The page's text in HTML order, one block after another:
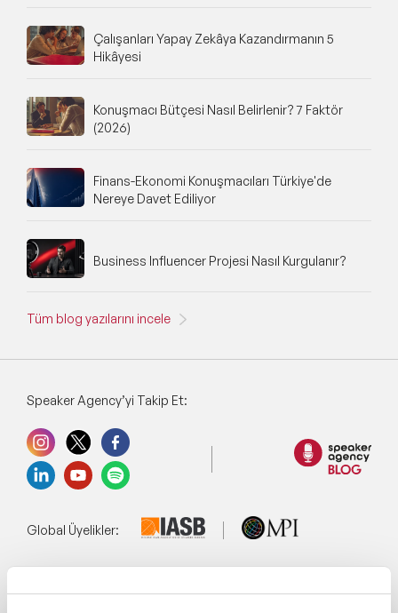
Çalışanları Yapay Zekâya Kazandırmanın 5
Hikâyesi
Konuşmacı Bütçesi Nasıl Belirlenir? 7 Faktör
(2026)
Finans-Ekonomi Konuşmacıları Türkiye'de
Nereye Davet Ediliyor
Business Influencer Projesi Nasıl Kurgulanır?
Tüm blog yazılarını incele
Speaker Agency’yi Takip Et:
Global Üyelikler: